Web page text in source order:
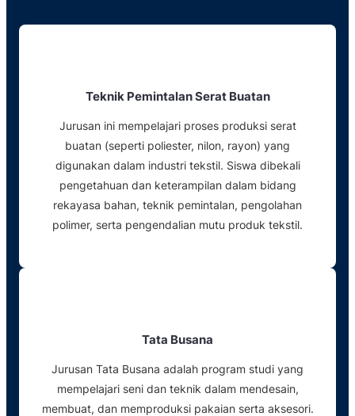
Teknik Pemintalan Serat Buatan
Jurusan ini mempelajari proses produksi serat
buatan (seperti poliester, nilon, rayon) yang
digunakan dalam industri tekstil. Siswa dibekali
pengetahuan dan keterampilan dalam bidang
rekayasa bahan, teknik pemintalan, pengolahan
polimer, serta pengendalian mutu produk tekstil.
Tata Busana
Jurusan Tata Busana adalah program studi yang
mempelajari seni dan teknik dalam mendesain,
membuat, dan memproduksi pakaian serta aksesori.